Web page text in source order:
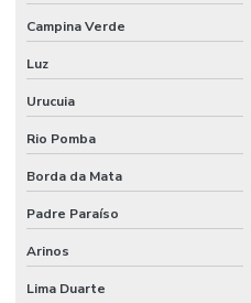
Campina Verde
Luz
Urucuia
Rio Pomba
Borda da Mata
Padre Paraíso
Arinos
Lima Duarte